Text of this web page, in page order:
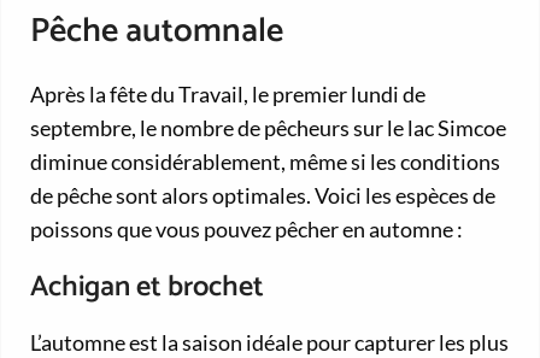
Pêche automnale
Après la fête du Travail, le premier lundi de
septembre, le nombre de pêcheurs sur le lac Simcoe
diminue considérablement, même si les conditions
de pêche sont alors optimales. Voici les espèces de
poissons que vous pouvez pêcher en automne :
Achigan et brochet
L’automne est la saison idéale pour capturer les plus